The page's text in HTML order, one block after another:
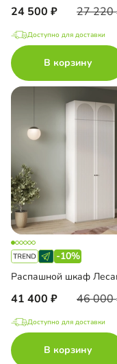
24 500 27 220
Доступно для доставки
В корзину
-10%
41 400 46 000
Доступно для доставки
В корзину